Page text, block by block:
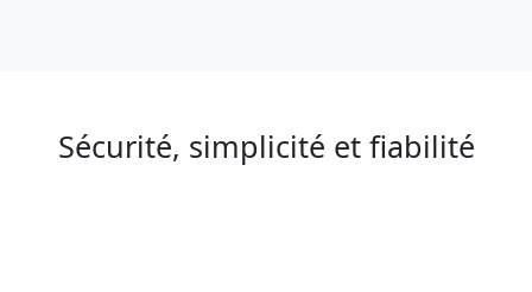
Sécurité, simplicité et fiabilité